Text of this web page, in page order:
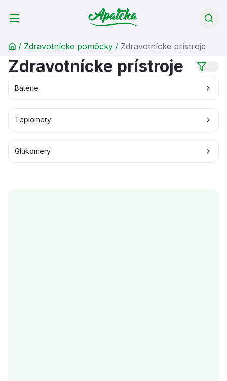
/ Zdravotnícke pomôcky / Zdravotnícke prístroje
Zdravotnícke prístroje
Batérie
Teplomery
Glukomery